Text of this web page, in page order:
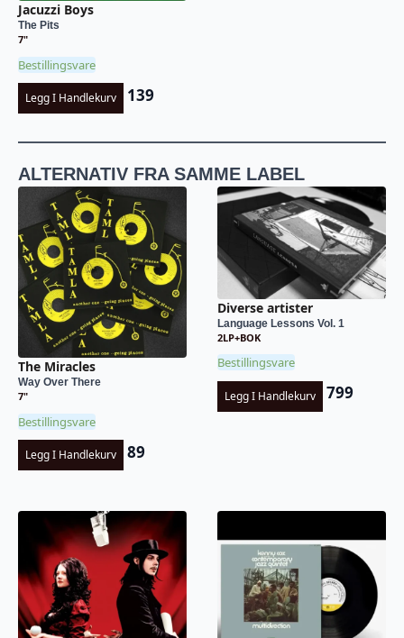
Jacuzzi Boys
The Pits
7"
Bestillingsvare
Legg I Handlekurv 139
ALTERNATIV FRA SAMME LABEL
The Miracles
Way Over There
7"
Bestillingsvare
Legg I Handlekurv 89
Diverse artister
Language Lessons Vol. 1
2LP+BOK
Bestillingsvare
Legg I Handlekurv 799